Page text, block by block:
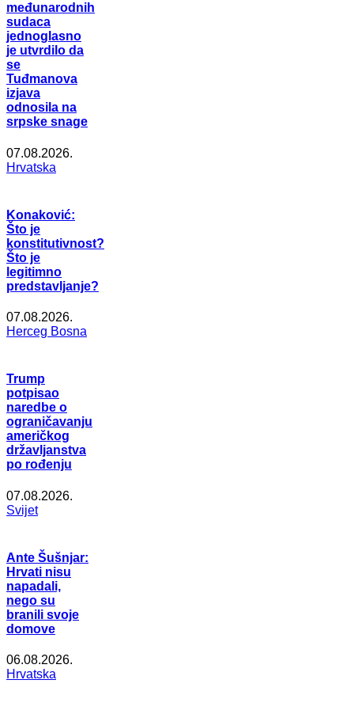
međunarodnih
sudaca
jednoglasno
je utvrdilo da
se
Tuđmanova
izjava
odnosila na
srpske snage
07.08.2026.
Hrvatska
Konaković:
Što je
konstitutivnost?
Što je
legitimno
predstavljanje?
07.08.2026.
Herceg Bosna
Trump
potpisao
naredbe o
ograničavanju
američkog
državljanstva
po rođenju
07.08.2026.
Svijet
Ante Šušnjar:
Hrvati nisu
napadali,
nego su
branili svoje
domove
06.08.2026.
Hrvatska